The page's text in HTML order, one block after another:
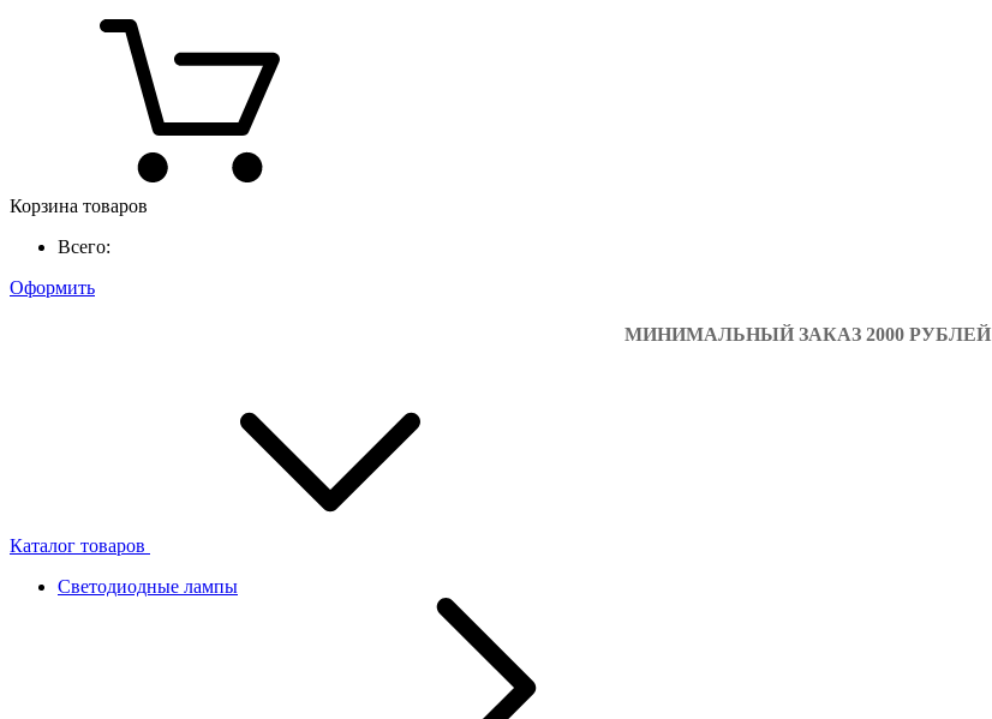
Корзина товаров
Всего:
Оформить
МИНИМАЛЬНЫЙ ЗАКАЗ 2000 РУБЛЕЙ
Каталог товаров
Светодиодные лампы